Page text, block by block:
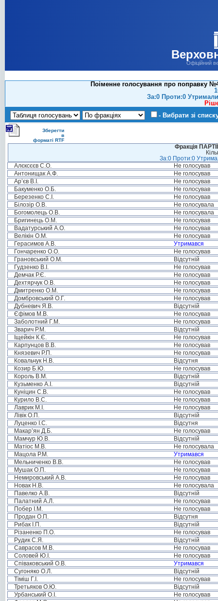
Офіційний
Поіменне голосування про поправку
За:0 Проти:0
- Вибрати зі
Зберегти
в
форматі RTF
Фракція
За:0 Проти:0
Алєксєєв С.О.
Не голосував
Антонищак А.Ф.
Не голосував
Ар’єв В.І.
Не голосував
Бакуменко О.Б.
Не голосував
Березенко С.І.
Не голосував
Білозір О.В.
Не голосувала
Богомолець О.В.
Не голосувала
Бригинець О.М.
Не голосував
Вадатурський А.О.
Не голосував
Велікін О.М.
Не голосував
Герасимов А.В.
Утримався
Гончаренко О.О.
Не голосував
Грановський О.М.
Відсутній
Гудзенко В.І.
Не голосував
Демчак Р.Є.
Не голосував
Дехтярчук О.В.
Не голосував
Дмитренко О.М.
Не голосував
Домбровський О.Г.
Не голосував
Дубневич Я.В.
Відсутній
Єфімов М.В.
Не голосував
Заболотний Г.М.
Не голосував
Зварич Р.М.
Відсутній
Іщейкін К.Є.
Не голосував
Карпунцов В.В.
Не голосував
Князевич Р.П.
Не голосував
Ковальчук Н.В.
Відсутня
Козир Б.Ю.
Не голосував
Король В.М.
Відсутній
Кузьменко А.І.
Відсутній
Куніцин С.В.
Не голосував
Курило В.С.
Не голосував
Лаврик М.І.
Не голосував
Лівік О.П.
Відсутній
Луценко І.С.
Відсутня
Макар’ян Д.Б.
Не голосував
Мамчур Ю.В.
Відсутній
Матіос М.В.
Не голосувала
Мацола Р.М.
Утримався
Мельниченко В.В.
Не голосував
Мушак О.П.
Не голосував
Немировський А.В.
Не голосував
Новак Н.В.
Не голосувала
Павелко А.В.
Відсутній
Палатний А.Л.
Не голосував
Побер І.М.
Не голосував
Продан О.П.
Відсутня
Рибак І.П.
Відсутній
Різаненко П.О.
Не голосував
Рудик С.Я.
Відсутній
Саврасов М.В.
Не голосував
Соловей Ю.І.
Не голосував
Співаковський О.В.
Утримався
Сугоняко О.Л.
Відсутній
Тіміш Г.І.
Не голосував
Третьяков О.Ю.
Відсутній
Урбанський О.І.
Не голосував